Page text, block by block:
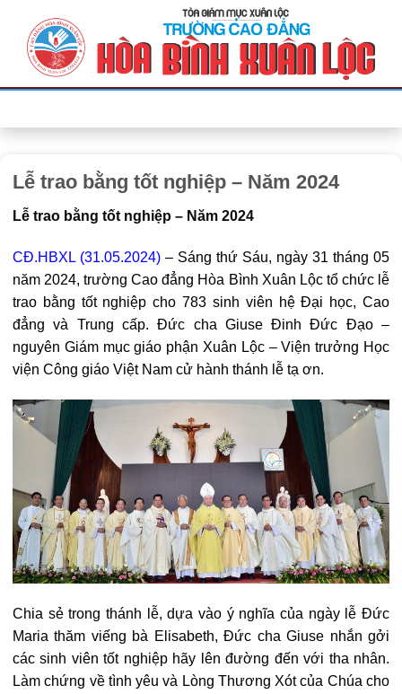
Lễ trao bằng tốt nghiệp – Năm 2024
Lễ trao bằng tốt nghiệp – Năm 2024
CĐ.HBXL (31.05.2024) – Sáng thứ Sáu, ngày 31 tháng 05
năm 2024, trường Cao đẳng Hòa Bình Xuân Lộc tổ chức lễ
trao bằng tốt nghiệp cho 783 sinh viên hệ Đại học, Cao
đẳng và Trung cấp. Đức cha Giuse Đinh Đức Đạo –
nguyên Giám mục giáo phận Xuân Lộc – Viện trưởng Học
viện Công giáo Việt Nam cử hành thánh lễ tạ ơn.
Chia sẻ trong thánh lễ, dựa vào ý nghĩa của ngày lễ Đức
Maria thăm viếng bà Elisabeth, Đức cha Giuse nhắn gởi
các sinh viên tốt nghiệp hãy lên đường đến với tha nhân.
Làm chứng về tình yêu và Lòng Thương Xót của Chúa cho